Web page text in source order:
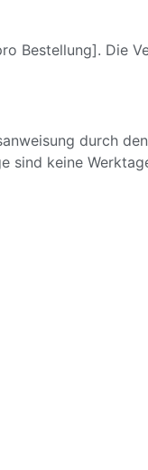
Bestellung]. Die
durch
sind keine